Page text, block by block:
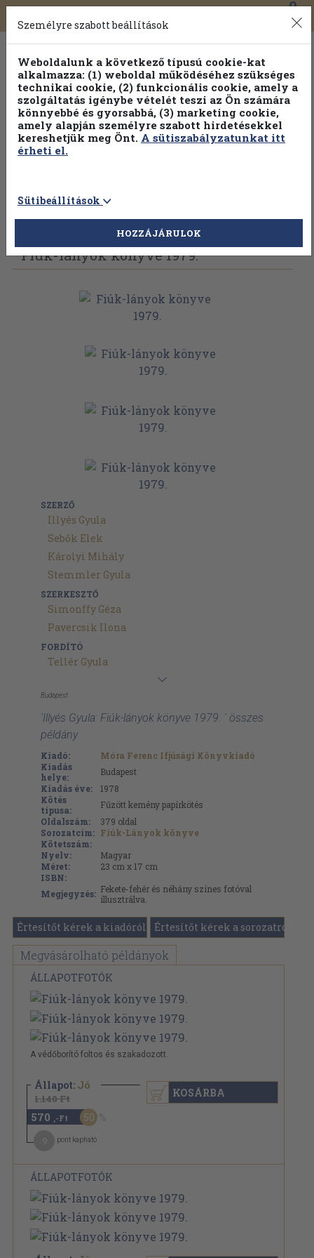
Toggle
navigation
0
Vissza az előző oldalra Válasszon példányt
Fiúk-lányok könyve 1979.
SZERZŐ
Illyés Gyula
Sebők Elek
Károlyi Mihály
Stemmler Gyula
SZERKESZTŐ
Simonffy Géza
Pavercsik Ilona
FORDÍTÓ
Tellér Gyula
Budapest
'Illyés Gyula: Fiúk-lányok könyve 1979. ' összes
példány
Kiadó:
Móra Ferenc Ifjúsági Könyvkiadó
Kiadás
helye:
Budapest
Kiadás éve:
1978
Kötés
típusa:
Fűzött kemény papírkötés
Oldalszám:
379 oldal
Sorozatcím: Fiúk-Lányok könyve
Kötetszám:
Nyelv:
Magyar
Méret:
23 cm x 17 cm
ISBN:
Megjegyzés: Fekete-fehér és néhány színes fotóval
illusztrálva.
Értesítőt kérek a kiadóról Értesítőt kérek a sorozatról
Megvásárolható példányok
ÁLLAPOTFOTÓK
A védőborító foltos és szakadozott.
Állapot: Jó
1.140 Ft
570 ,-Ft 50
pont kapható
KOSÁRBA
ÁLLAPOTFOTÓK
Személyre szabott beállítások
Weboldalunk a következő típusú cookie-kat
alkalmazza: (1) weboldal működéséhez szükséges
technikai cookie, (2) funkcionális cookie, amely a
szolgáltatás igénybe vételét teszi az Ön számára
könnyebbé és gyorsabbá, (3) marketing cookie,
amely alapján személyre szabott hirdetésekkel
kereshetjük meg Önt. A sütiszabályzatunkat itt
érheti el.
Sütibeállítások
HOZZÁJÁRULOK